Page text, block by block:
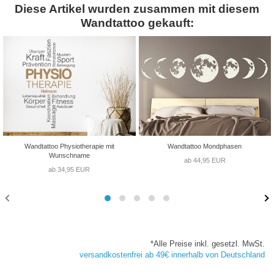
Diese Artikel wurden zusammen mit diesem
Wandtattoo gekauft:
Wandtattoo Physiotherapie mit
Wunschname
ab 34,95 EUR
Wandtattoo Mondphasen
ab 44,95 EUR
*Alle Preise inkl. gesetzl. MwSt.
versandkostenfrei ab 49€ innerhalb von Deutschland